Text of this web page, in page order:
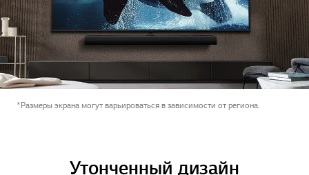
*Размеры экрана могут варьироваться в зависимости от региона.
Утонченный дизайн